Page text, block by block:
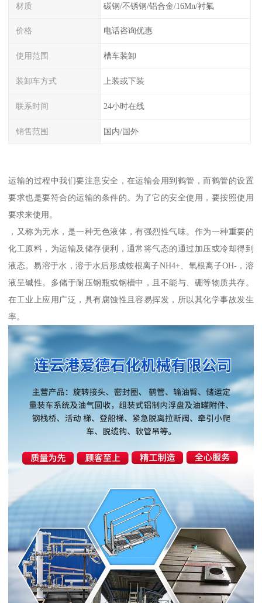
材质 碳钢/不锈钢/铝合金/16Mn/衬氟
价格 电话咨询优惠
使用范围 槽车装卸
装卸车方式 上装或下装
联系时间 24小时在线
销售范围 国内/国外
运输的过程中我们要注意安全，在运输会用到鹤管，而鹤管的设置
要求也是要符合的运输的条件的。为了它的安全使用，要按照使用
要求来使用。
，又称为无水，是一种无色液体，有强烈性气味。作为一种重要的
化工原料，为运输及储存便利，通常将气态的通过加压或冷却得到
液态。易溶于水，溶于水后形成铵根离子NH4+、氧根离子OH-，溶
液呈碱性。多储于耐压钢瓶或钢槽中，且不能与、硼等物质共存。
在工业上应用广泛，具有腐蚀性且容易挥发，所以其化学事故发生
率。